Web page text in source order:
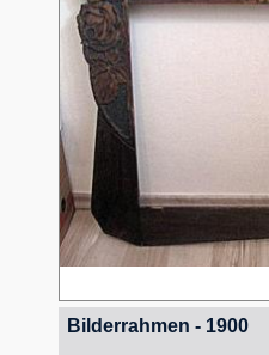
Bilderrahmen - 1900